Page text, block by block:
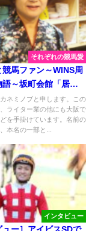
それぞれの競馬愛
馬ファン～WINS周
語～坂町会館「居酒
ネミノブと申します。この
ライター業の他にも大阪で
を手掛けています。名前の
本名の一部と...
インタビュー
ュー］アイビスSDで